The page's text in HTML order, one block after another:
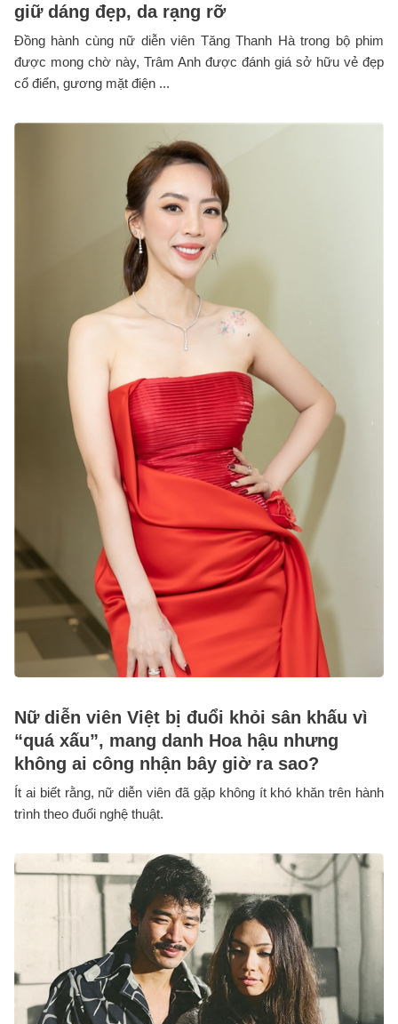
giữ dáng đẹp, da rạng rỡ
Đồng hành cùng nữ diễn viên Tăng Thanh Hà trong bộ phim
được mong chờ này, Trâm Anh được đánh giá sở hữu vẻ đẹp
cổ điển, gương mặt điện ...
Nữ diễn viên Việt bị đuổi khỏi sân khấu vì
“quá xấu”, mang danh Hoa hậu nhưng
không ai công nhận bây giờ ra sao?
Ít ai biết rằng, nữ diễn viên đã gặp không ít khó khăn trên hành
trình theo đuổi nghệ thuật.